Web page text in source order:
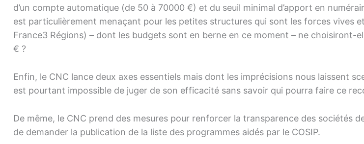
d’un compte automatique (de 50 à 70000 €) et du seuil minimal d’apport en
est particulièrement menaçant pour les petites structures qui sont les forces vives
France3 Régions) – dont les budgets sont en berne en ce moment – ne
€ ?
Enfin, le CNC lance deux axes essentiels mais dont les imprécisions nous laissent
est pourtant impossible de juger de son efficacité sans savoir qui pourra faire ce
De même, le CNC prend des mesures pour renforcer la transparence des
de demander la publication de la liste des programmes aidés par le COSIP.